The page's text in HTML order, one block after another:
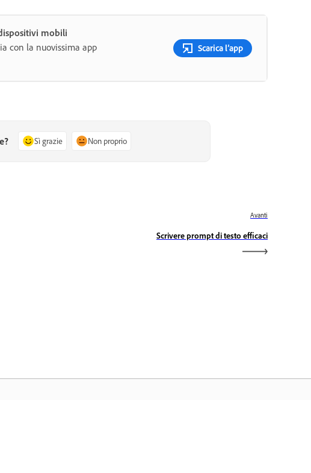
mobili
con la nuovissima app
Scarica l’app
Sì grazie Non proprio
Avanti
Scrivere prompt di testo efficaci